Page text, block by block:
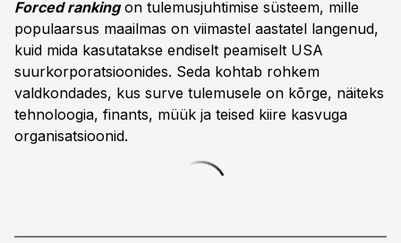
Forced rankingon tulemusjuhtimise süsteem, mille
populaarsus maailmas on viimastel aastatel langenud,
kuid mida kasutatakse endiselt peamiselt USA
suurkorporatsioonides. Seda kohtab rohkem
valdkondades, kus surve tulemusele on kõrge, näiteks
tehnoloogia, finants, müük ja teised kiire kasvuga
organisatsioonid.